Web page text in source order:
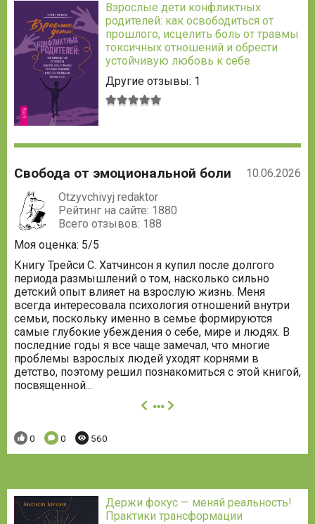
Взрослые дети конфликтных
родителей: как освободиться от
прошлого, исцелить боль от травмы
токсичных отношений и обрести
устойчивую любовь к себе
Другие отзывы: 1
из
Свобода от эмоциональной боли
10.06.2026
Otzyvchivyj redaktor
Рейтинг на сайте: 1880
Всего отзывов: 188
Моя оценка: 5/5
Книгу Трейси С. Хатчинсон я купил после долгого
периода размышлений о том, насколько сильно
детский опыт влияет на взрослую жизнь. Меня
всегда интересовала психология отношений внутри
семьи, поскольку именно в семье формируются
самые глубокие убеждения о себе, мире и людях. В
последние годы я все чаще замечал, что многие
проблемы взрослых людей уходят корнями в
детство, поэтому решил познакомиться с этой книгой,
посвященной...
далее
Понравилось:
0 Комментариев:
0 Просмотров:
560
Держи фокус — меняй реальность!
Практики трансформации